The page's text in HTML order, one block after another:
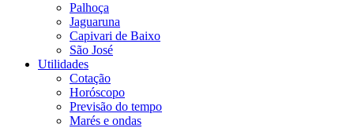
Palhoça
Jaguaruna
Capivari de Baixo
São José
Utilidades
Cotação
Horóscopo
Previsão do tempo
Marés e ondas